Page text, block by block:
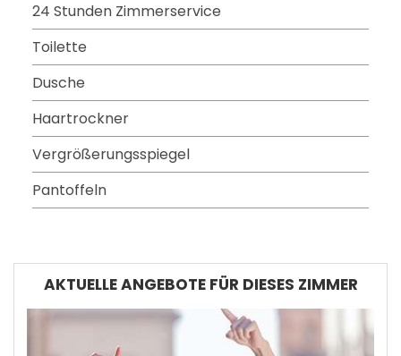
24 Stunden Zimmerservice
Toilette
Dusche
Haartrockner
Vergrößerungsspiegel
Pantoffeln
AKTUELLE ANGEBOTE FÜR DIESES ZIMMER